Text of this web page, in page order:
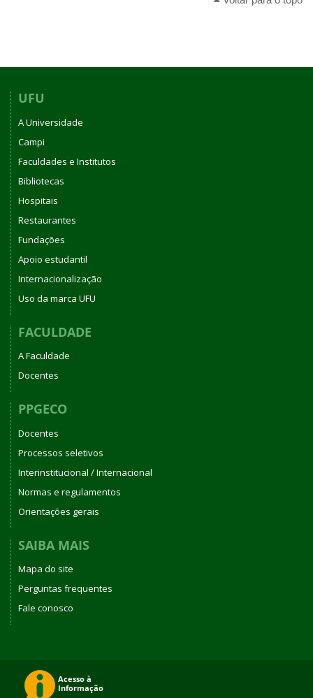
UFU
A Universidade
Campi
Faculdades e Institutos
Bibliotecas
Hospitais
Restaurantes
Fundações
Apoio estudantil
Internacionalização
Uso da marca UFU
FACULDADE
A Faculdade
Docentes
PPGECO
Docentes
Processos seletivos
Interinstitucional / Internacional
Normas e regulamentos
Orientações gerais
SAIBA MAIS
Mapa do site
Perguntas frequentes
Fale conosco